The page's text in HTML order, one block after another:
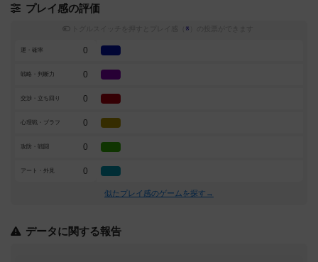
プレイ感の評価
※
運・確率 0
戦略・判断力 0
交渉・立ち回り 0
心理戦・ブラフ 0
攻防・戦闘 0
アート・外見 0
似たプレイ感のゲームを探す→
データに関する報告